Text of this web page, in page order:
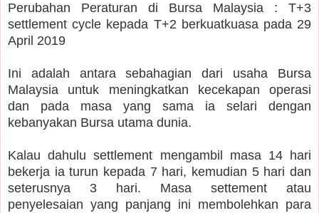
Perubahan Peraturan di Bursa Malaysia : T+3
settlement cycle kepada T+2 berkuatkuasa pada 29
April 2019
Ini adalah antara sebahagian dari usaha Bursa
Malaysia untuk meningkatkan kecekapan operasi
dan pada masa yang sama ia selari dengan
kebanyakan Bursa utama dunia.
Kalau dahulu settlement mengambil masa 14 hari
bekerja ia turun kepada 7 hari, kemudian 5 hari dan
seterusnya 3 hari. Masa settement atau
penyelesaian yang panjang ini membolehkan para